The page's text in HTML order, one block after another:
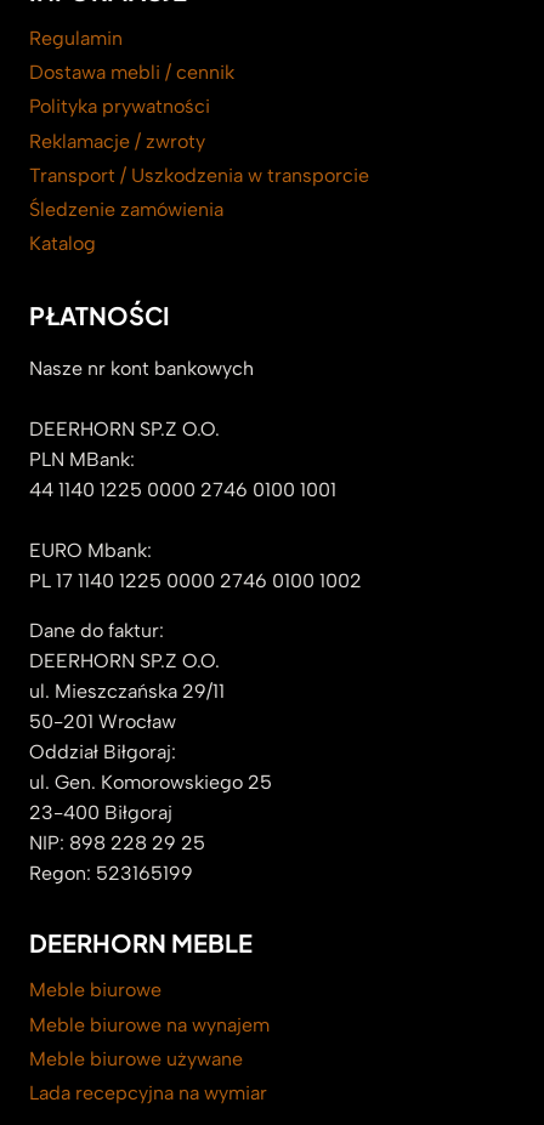
Regulamin
Dostawa mebli / cennik
Polityka prywatności
Reklamacje / zwroty
Transport / Uszkodzenia w transporcie
Śledzenie zamówienia
Katalog
PŁATNOŚCI
Nasze nr kont bankowych
DEERHORN SP.Z O.O.
PLN MBank:
44 1140 1225 0000 2746 0100 1001
EURO Mbank:
PL 17 1140 1225 0000 2746 0100 1002
Dane do faktur:
DEERHORN SP.Z O.O.
ul. Mieszczańska 29/11
50-201 Wrocław
Oddział Biłgoraj:
ul. Gen. Komorowskiego 25
23-400 Biłgoraj
NIP: 898 228 29 25
Regon: 523165199
DEERHORN MEBLE
Meble biurowe
Meble biurowe na wynajem
Meble biurowe używane
Lada recepcyjna na wymiar